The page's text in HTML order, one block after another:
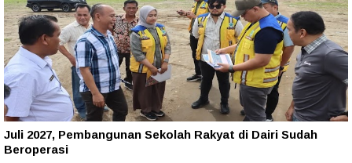
Juli 2027, Pembangunan Sekolah Rakyat di Dairi Sudah
Beroperasi